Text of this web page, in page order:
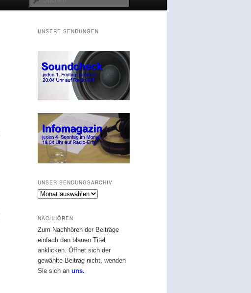
UNSERE SENDUNGEN
UNSER SENDUNGSARCHIV
Unser
NACHHÖREN
Zum Nachhören der Beiträge
einfach den blauen Titel
anklicken. Öffnet sich der
gewählte Beitrag nicht, wenden
Sie sich an uns.